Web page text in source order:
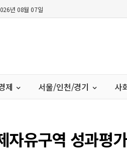
년 08월 07일
제 서울/인천/경기 사
자유구역 성과평